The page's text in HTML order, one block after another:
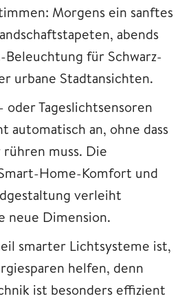
Morgens ein sanftes
abends
Beleuchtung für Schwarz-
urbane Stadtansichten.
oder Tageslichtsensoren
automatisch an, ohne dass
muss. Die
Home-Komfort und
verleiht
neue Dimension.
smarter Lichtsysteme ist,
helfen, denn
ist besonders effizient